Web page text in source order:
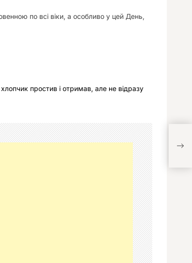
по всі віки, а особливо у цей День,
простив і отримав, але не відразу